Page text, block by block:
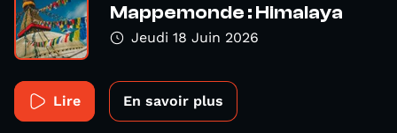
Mappemonde : Himalaya
Jeudi 18 Juin 2026
Lire En savoir plus